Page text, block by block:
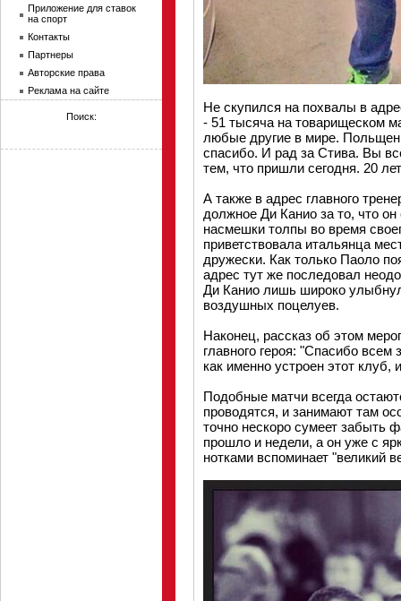
Не скупился на похвалы в
- 51 тысяча на товарищеском
любые другие в мире.
спасибо. И рад за Стива. Вы
тем, что пришли сегодня. 20
А также в адрес главного
должное Ди Канио за то, что
насмешки толпы во время
приветствовала итальянца
дружески. Как только Паоло
адрес тут же последовал
Ди Канио лишь широко
воздушных поцелуев.
Наконец, рассказ об этом
главного героя: "Спасибо
как именно устроен этот клуб,
Подобные матчи всегда
проводятся, и занимают там
точно нескоро сумеет забыть
прошло и недели, а он уже с
нотками вспоминает "великий
Приложение для ставок
на спорт
Контакты
Партнеры
Авторские права
Реклама на сайте
Поиск: